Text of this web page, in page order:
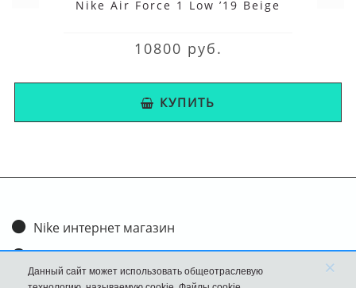
Nike Air Force 1 Low ’19 Beige
10800 руб.
КУПИТЬ
Nike интернет магазин
Доставка и оплата
Обмен и возврат
Данный сайт может использовать общеотраслевую
×